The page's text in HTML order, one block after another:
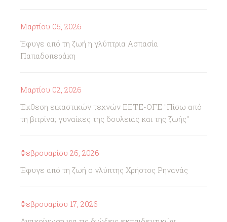
Μαρτίου 05, 2026
Έφυγε από τη ζωή η γλύπτρια Ασπασία
Παπαδοπεράκη
Μαρτίου 02, 2026
Έκθεση εικαστικών τεχνών ΕΕΤΕ-ΟΓΕ "Πίσω από
τη βιτρίνα; γυναίκες της δουλειάς και της ζωής"
Φεβρουαρίου 26, 2026
Έφυγε από τη ζωή ο γλύπτης Χρήστος Ρηγανάς
Φεβρουαρίου 17, 2026